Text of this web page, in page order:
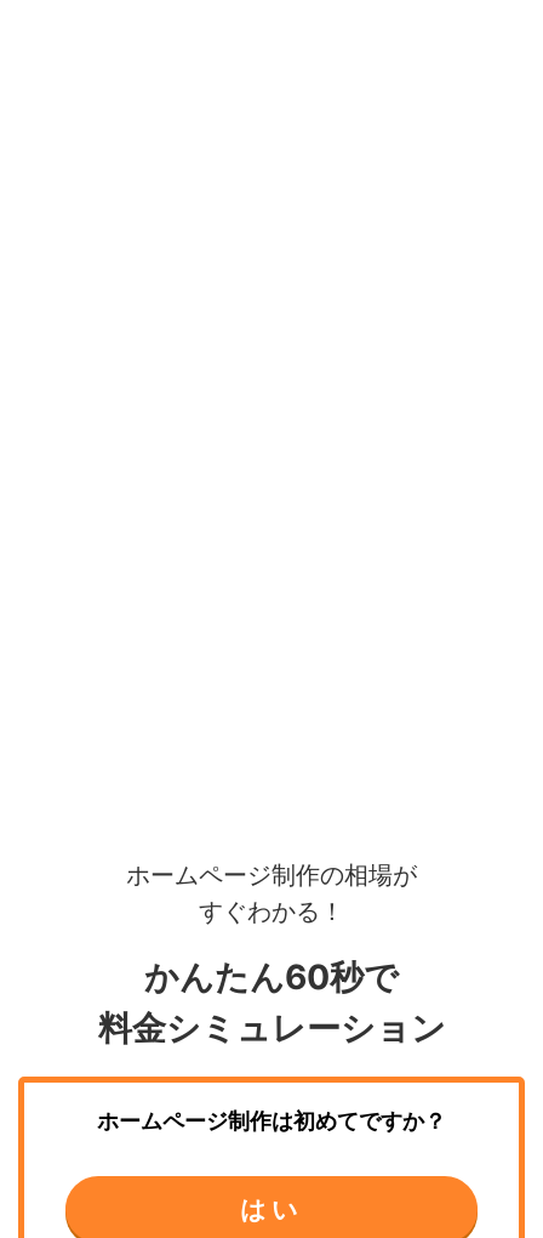
ホームページ制作の相場が
すぐわかる！
かんたん60秒で
料金シミュレーション
ホームページ制作は初めてですか？
はい